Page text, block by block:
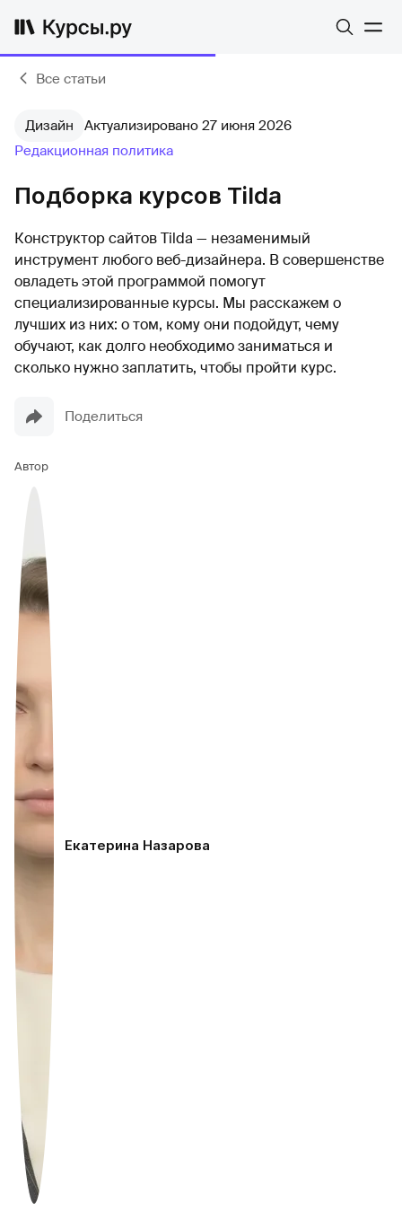
Все статьи
Дизайн
Актуализировано 27 июня 2026
Редакционная политика
Подборка курсов Tilda
Конструктор сайтов Tilda — незаменимый
инструмент любого веб-дизайнера. В совершенстве
овладеть этой программой помогут
специализированные курсы. Мы расскажем о
лучших из них: о том, кому они подойдут, чему
обучают, как долго необходимо заниматься и
сколько нужно заплатить, чтобы пройти курс.
Поделиться
Автор
Екатерина Назарова